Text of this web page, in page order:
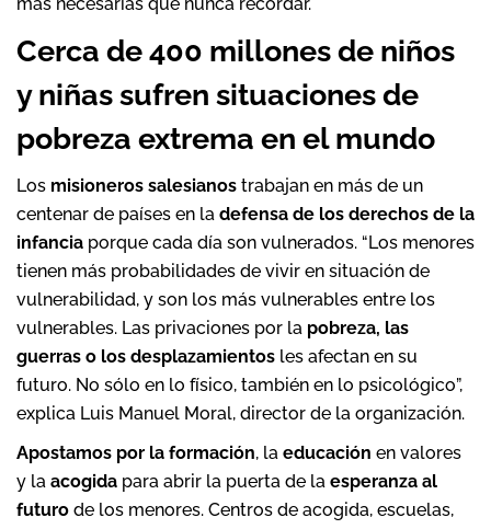
Cerca de 400 millones de niños
y niñas sufren situaciones de
pobreza extrema en el mundo
Los misioneros salesianos trabajan en más de un
centenar de países en la defensa de los derechos de la
infancia porque cada día son vulnerados. “Los menores
tienen más probabilidades de vivir en situación de
vulnerabilidad, y son los más vulnerables entre los
vulnerables. Las privaciones por la pobreza, las
guerras o los desplazamientos les afectan en su
futuro. No sólo en lo físico, también en lo psicológico”,
explica Luis Manuel Moral, director de la organización.
Apostamos por la formación, la educación en valores
y la acogida para abrir la puerta de la esperanza al
futuro de los menores. Centros de acogida, escuelas,